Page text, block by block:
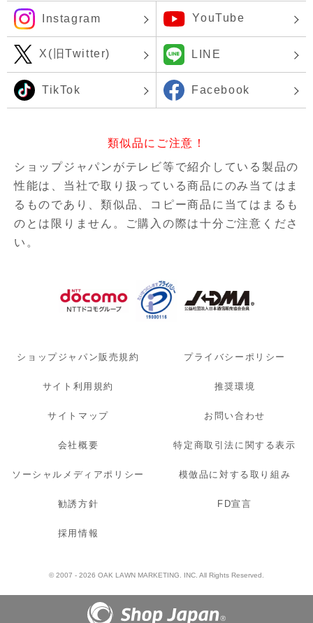
Instagram YouTube
X(旧Twitter) LINE
TikTok Facebook
類似品にご注意！
ショップジャパンがテレビ等で紹介している製品の
性能は、当社で取り扱っている商品にのみ当てはま
るものであり、類似品、コピー商品に当てはまるも
のとは限りません。ご購入の際は十分ご注意くださ
い。
ショップジャパン販売規約 プライバシーポリシー
サイト利用規約 推奨環境
サイトマップ お問い合わせ
会社概要 特定商取引法に関する表示
ソーシャルメディアポリシー 模倣品に対する取り組み
勧誘方針 FD宣言
採用情報
© 2007 - 2026 OAK LAWN MARKETING. INC. All Rights Reserved.